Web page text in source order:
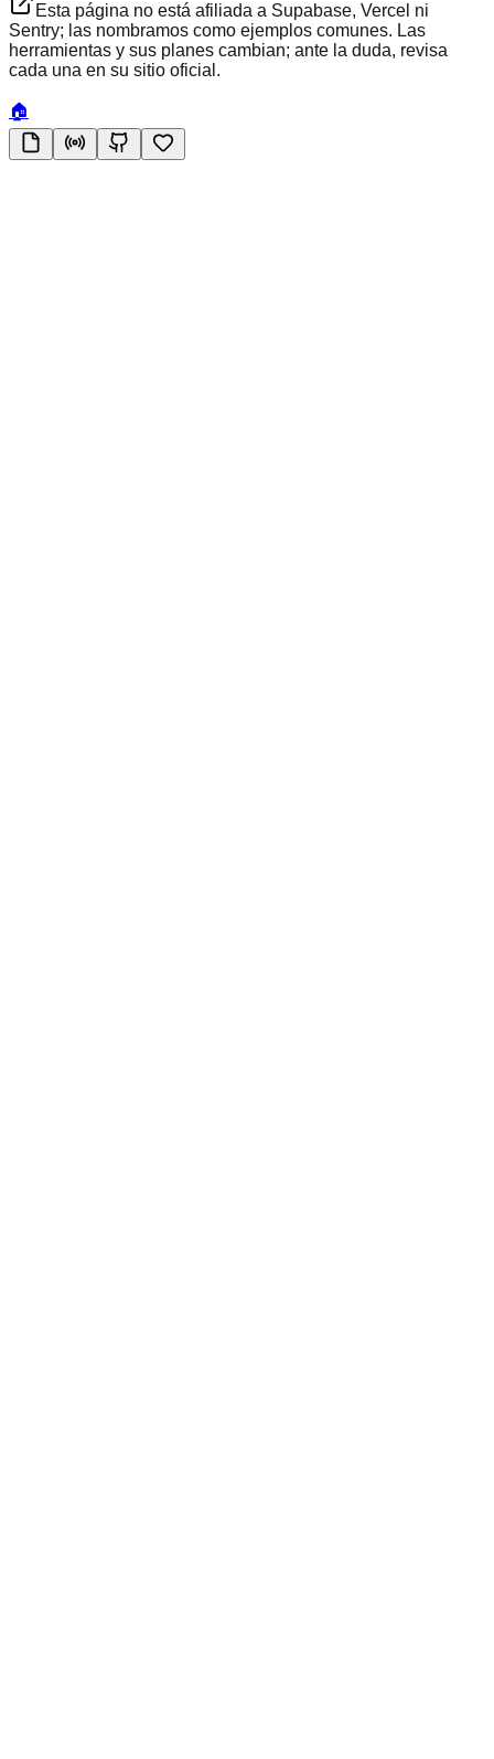
Esta página no está afiliada a Supabase, Vercel ni
Sentry; las nombramos como ejemplos comunes. Las
herramientas y sus planes cambian; ante la duda, revisa
cada una en su sitio oficial.
🏠